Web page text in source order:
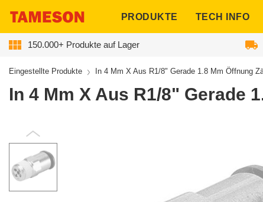
PRODUKTE TECH INFO
150.000+ Produkte auf Lager
Eingestellte Produkte In 4 Mm X Aus R1/8" Gerade 1.8 Mm Öffnung
In 4 Mm X Aus R1/8" Gerade